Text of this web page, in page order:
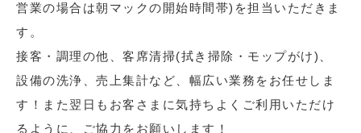
営業の場合は朝マックの開始時間帯)を担当いただきま
す。
接客・調理の他、客席清掃(拭き掃除・モップがけ)、
設備の洗浄、売上集計など、幅広い業務をお任せしま
す！また翌日もお客さまに気持ちよくご利用いただけ
るように、ご協力をお願いします！